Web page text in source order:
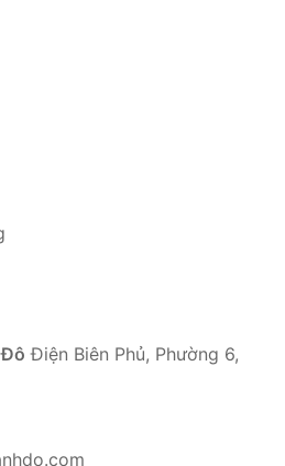
Điện Biên Phủ, Phường 6,